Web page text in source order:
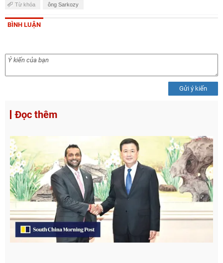
Từ khóa ông Sarkozy
BÌNH LUẬN
Gửi ý kiến
Đọc thêm